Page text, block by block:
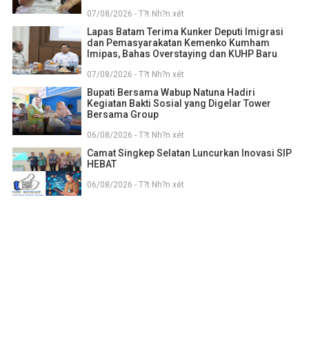
07/08/2026 - T?t Nh?n xét
Lapas Batam Terima Kunker Deputi Imigrasi
dan Pemasyarakatan Kemenko Kumham
Imipas, Bahas Overstaying dan KUHP Baru
07/08/2026 - T?t Nh?n xét
Bupati Bersama Wabup Natuna Hadiri
Kegiatan Bakti Sosial yang Digelar Tower
Bersama Group
06/08/2026 - T?t Nh?n xét
Camat Singkep Selatan Luncurkan Inovasi SIP
HEBAT
06/08/2026 - T?t Nh?n xét